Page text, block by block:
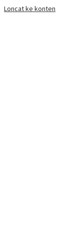
Loncat ke konten